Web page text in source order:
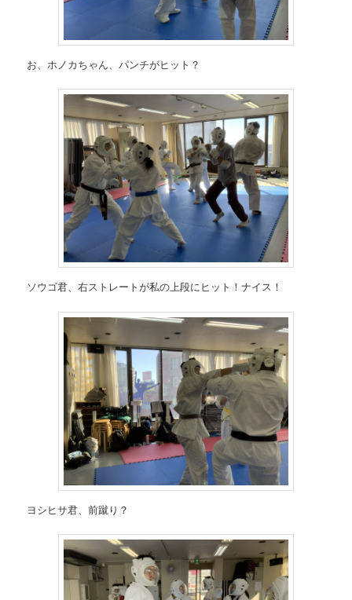
お、ホノカちゃん、パンチがヒット？
ソウゴ君、右ストレートが私の上段にヒット！ナイス！
ヨシヒサ君、前蹴り？